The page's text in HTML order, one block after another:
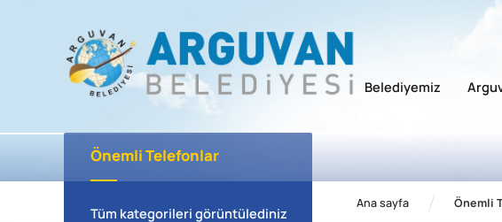
Belediyemiz
Ana sayfa Önemli
Önemli Telefonlar
Tüm kategorileri görüntülediniz